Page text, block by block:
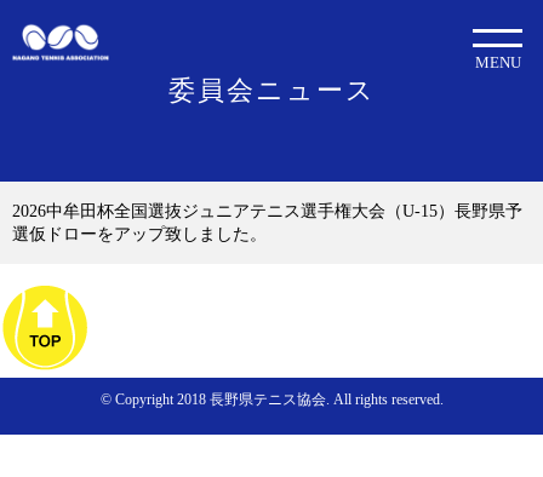
委員会ニュース
MENU
2026中牟田杯全国選抜ジュニアテニス選手権大会（U-15）長野県予
選仮ドローをアップ致しました。
© Copyright 2018 長野県テニス協会. All rights reserved.